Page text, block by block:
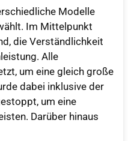
Modelle
Im Mittelpunkt
die Verständlichkeit
Alle
um eine gleich große
dabei inklusive der
um eine
Darüber hinaus